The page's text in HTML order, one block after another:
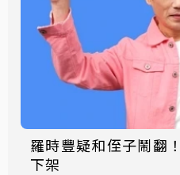
羅時豐疑和侄子鬧翻
下架